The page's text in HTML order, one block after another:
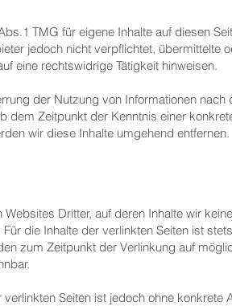
TMG für eigene Inhalte auf diesen
jedoch nicht verpflichtet, übermittelte
eine rechtswidrige Tätigkeit hinweisen.
der Nutzung von Informationen
dem Zeitpunkt der Kenntnis einer
wir diese Inhalte umgehend entfernen.
Dritter, auf deren Inhalte wir
die Inhalte der verlinkten Seiten ist
zum Zeitpunkt der Verlinkung auf
Seiten ist jedoch ohne